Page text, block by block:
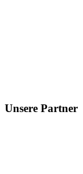
Unsere Partner